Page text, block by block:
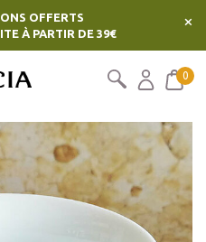
OFFERTS
À PARTIR DE 39€
×
0